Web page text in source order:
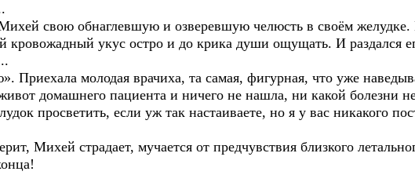
свою обнаглевшую и озверевшую челюсть в своём желудке.
кровожадный укус остро и до крика души ощущать. И раздался
Приехала молодая врачиха, та самая, фигурная, что уже
домашнего пациента и ничего не нашла, ни какой болезни
просветить, если уж так настаиваете, но я у вас никакого
Михей страдает, мучается от предчувствия близкого